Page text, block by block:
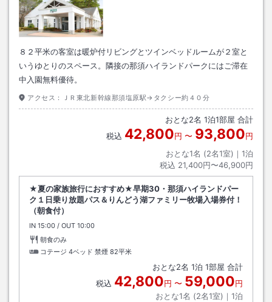
８２平米の客室は暖炉付リビングとツインベッドルームが２室と
いうゆとりのスペース。隣接の那須ハイランドパークにはご滞在
中入園無料優待。
アクセス： ＪＲ東北新幹線那須塩原駅→タクシー約４０分
おとな2名 1泊1部屋 合計
税込 42,800円 〜 93,800円
おとな1名 (2名1室)｜ 1泊
税込 21,400円〜46,900円
★夏の家族旅行におすすめ★早期30・那須ハイランドパー
ク１日乗り放題パス＆りんどう湖ファミリー牧場入場券付！
（朝食付）
IN チェックイン
15:00 / OUT チェックアウト
10:00
朝食のみ
コテージ 4ベッド 禁煙 82平米
おとな2名 1泊 1部屋 合計
税込 42,800円 〜 59,000円
おとな1名 (2名1室)｜ 1泊